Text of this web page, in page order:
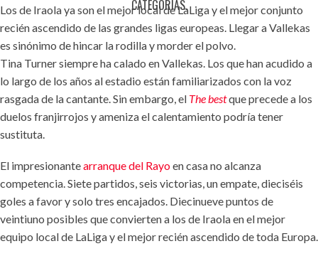
CATEGORÍAS.
Los de Iraola ya son el mejor local de LaLiga y el mejor conjunto
recién ascendido de las grandes ligas europeas. Llegar a Vallekas
es sinónimo de hincar la rodilla y morder el polvo.
Tina Turner siempre ha calado en Vallekas. Los que han acudido a
lo largo de los años al estadio están familiarizados con la voz
rasgada de la cantante. Sin embargo, el The bestque precede a los
duelos franjirrojos y ameniza el calentamiento podría tener
sustituta.
El impresionantearranque del Rayoen casa no alcanza
competencia. Siete partidos, seis victorias, un empate, dieciséis
goles a favor y solo tres encajados. Diecinueve puntos de
veintiuno posibles que convierten a los de Iraola en el mejor
equipo local de LaLiga y el mejor recién ascendido de toda Europa.